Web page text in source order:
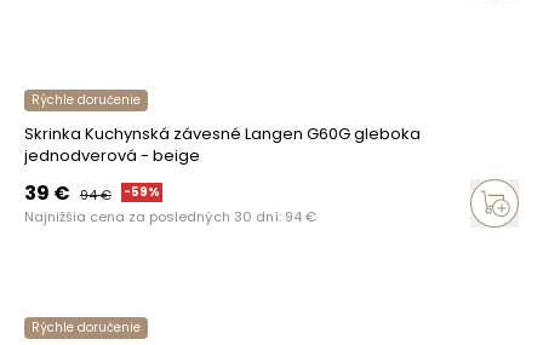
Rýchle doručenie
Skrinka Kuchynská závesné Langen G60G gleboka
jednodverová - beige
39 € 94€ -59%
Najnižšia cena za posledných 30 dní: 94€
Rýchle doručenie